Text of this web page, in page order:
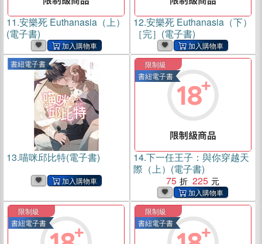
11.安樂死 Euthanasia（上）
(電子書)
12.安樂死 Euthanasia（下）
［完］(電子書)
書紐電子書
13.喵咪邱比特(電子書)
限制級
書紐電子書
14.下一任王子：與你穿越天
際（上）(電子書)
75
225
限制級
書紐電子書
限制級
書紐電子書